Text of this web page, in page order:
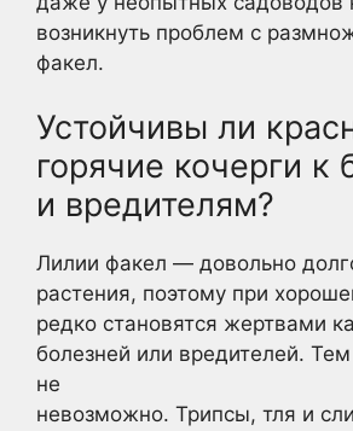
возникнуть проблем с
факел.
Устойчивы ли
горячие кочерги к
и вредителям?
Лилии факел — довольно
растения, поэтому при
редко становятся жертвами
болезней или вредителей.
не
невозможно. Трипсы, тля и